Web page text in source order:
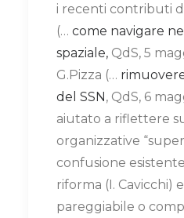
i recenti contributi
(… come navigare
spaziale, QdS, 5
G.Pizza (…
del SSN, QdS, 6
aiutato a riflettere
organizzative
confusione
riforma (I. Cavicchi)
pareggiabile o